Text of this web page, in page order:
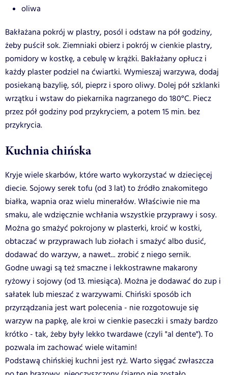
oliwa
Bakłażana pokrój w plastry, posól i odstaw na pół godziny,
żeby puścił sok. Ziemniaki obierz i pokrój w cienkie plastry,
pomidory w kostkę, a cebulę w krążki. Bakłażany opłucz i
każdy plaster podziel na ćwiartki. Wymieszaj warzywa, dodaj
posiekaną bazylię, sól, pieprz i sporo oliwy. Dolej pół szklanki
wrzątku i wstaw do piekarnika nagrzanego do 180°C. Piecz
przez pół godziny pod przykryciem, a potem 15 min. bez
przykrycia.
Kuchnia chińska
Kryje wiele skarbów, które warto wykorzystać w dziecięcej
diecie. Sojowy serek tofu (od 3 lat) to źródło znakomitego
białka, wapnia oraz wielu minerałów. Właściwie nie ma
smaku, ale wdzięcznie wchłania wszystkie przyprawy i sosy.
Można go smażyć pokrojony w plasterki, kroić w kostki,
obtaczać w przyprawach lub ziołach i smażyć albo dusić,
dodawać do warzyw, a nawet... zrobić z niego sernik.
Godne uwagi są też smaczne i lekkostrawne makarony
ryżowy i sojowy (od 13. miesiąca). Można je dodawać do zup i
sałatek lub mieszać z warzywami. Chiński sposób ich
przyrządzania jest wart polecenia - nie rozgotowuje się
warzyw na papkę, ale kroi w cienkie paseczki i smaży bardzo
krótko - tak, żeby były lekko twardawe (czyli "al dente"). To
pozwala im zachować wiele witamin!
Podstawą chińskiej kuchni jest ryż. Warto sięgać zwłaszcza